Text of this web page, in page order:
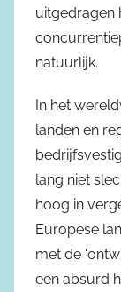
uitgedragen
natuurlijk.
In het
landen en
lang niet
hoog in
Europese
met de
een absurd